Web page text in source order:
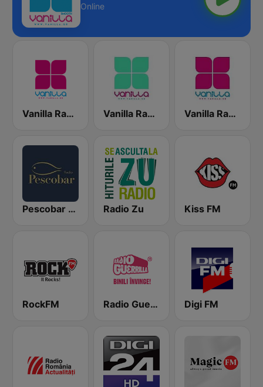
Online
Vanilla Radio Deep Vanilla Radio - Fresh Flavors Vanilla Radio Deep Flavors
Pescobar Radio Radio Zu Kiss FM
RockFM Radio Guerrilla Digi FM